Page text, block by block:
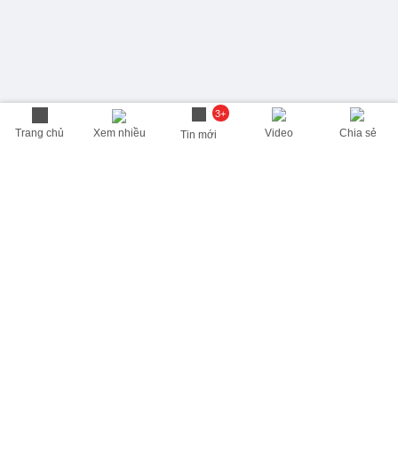
Trang chủ Xem nhiều
3+
Tin mới Video Chia sẻ